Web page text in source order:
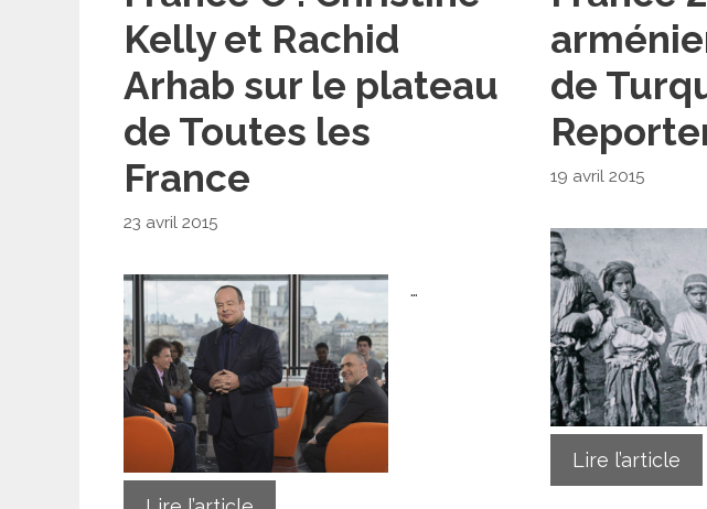
Kelly et Rachid
Arhab sur le plateau
de Toutes les
France
23 avril 2015
…
de
19 avril 2015
Lire l’article